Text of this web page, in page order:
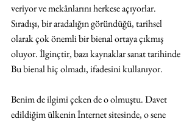
veriyor ve mekânlarını herkese açıyorlar.
Sıradışı, bir aradalığın göründüğü, tarihsel
olarak çok önemli bir bienal ortaya çıkmış
oluyor. İlginçtir, bazı kaynaklar sanat tarihinde
Bu bienal hiç olmadı, ifadesini kullanıyor.
Benim de ilgimi çeken de o olmuştu. Davet
edildiğim ülkenin İnternet sitesinde, o sene